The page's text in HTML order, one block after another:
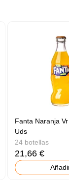
Fanta Naranja
Uds
24 botellas
21,66 €